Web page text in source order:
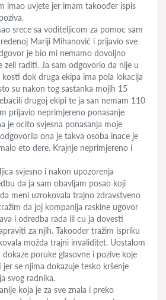
imao uvjete jer imam takoođer ispis
srece sa voditeljicom za pomoc sam
Mariji Mihanović i prijavio sve
je bio mi nemamo dovoljno
raditi. Ja sam odgovorio da nije u
dok druga ekipa ima pola lokacija
su nakon tog sastanka mojih 15
drugoj ekipi te ja san nemam 110
prijavio neprimjereno ponasanje
je ocito svjesna ponasanja moje
ona je takva osoba inace je
eto dere. Krajnje neprimjereno i
svjesno i nakon upozorenja
da ja sam obavljam posao koji
meni uzrokovala trajno zdravstveno
da joj kompanija raskine ugovor
i odredba rada ili cu ja dovesti
za njih. Takooder tražim ispriku
možda trajni invaliditet. Uostalom
poruke glasovne i pozive koje
se njima dokazuje tesko kršenje
svog radnika.
koja je za sve znala i preko